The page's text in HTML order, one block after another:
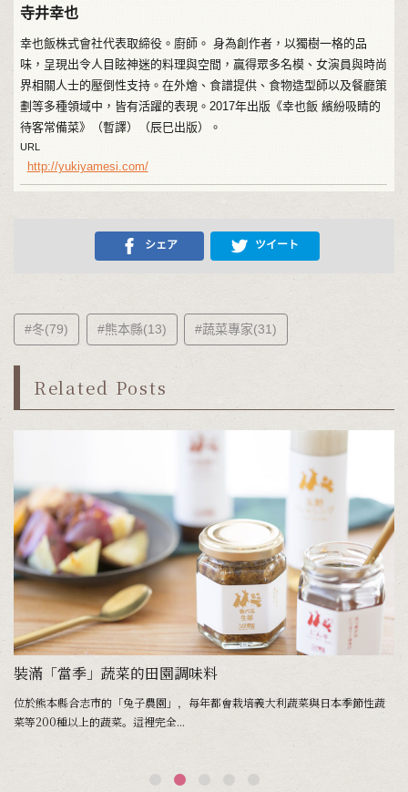
寺井幸也
幸也飯株式會社代表取締役。廚師。 身為創作者，以獨樹一格的品
味，呈現出令人目眩神迷的料理與空間，贏得眾多名模、女演員與時尚
界相關人士的壓倒性支持。在外燴、食譜提供、食物造型師以及餐廳策
劃等多種領域中，皆有活躍的表現。2017年出版《幸也飯 繽紛吸睛的
待客常備菜》（暫譯）（辰巳出版）。
URL
http://yukiyamesi.com/
シェア ツイート
#冬(79) #熊本縣(13) #蔬菜專家(31)
Related Posts
裝滿「當季」蔬菜的田園調味料
位於熊本縣合志市的「兔子農園」，每年都會栽培義大利蔬菜與日本季節性蔬
菜等200種以上的蔬菜。這裡完全...